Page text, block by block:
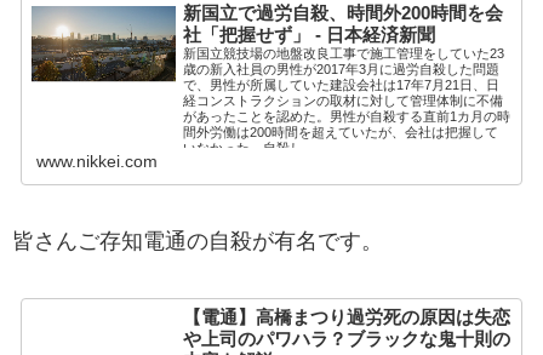
新国立で過労自殺、時間外200時間を会
社「把握せず」 - 日本経済新聞
新国立競技場の地盤改良工事で施工管理をしていた23
歳の新入社員の男性が2017年3月に過労自殺した問題
で、男性が所属していた建設会社は17年7月21日、日
経コンストラクションの取材に対して管理体制に不備
があったことを認めた。男性が自殺する直前1カ月の時
間外労働は200時間を超えていたが、会社は把握して
いなかった。自殺し
www.nikkei.com
皆さんご存知電通の自殺が有名です。
【電通】高橋まつり過労死の原因は失恋
や上司のパワハラ？ブラックな鬼十則の